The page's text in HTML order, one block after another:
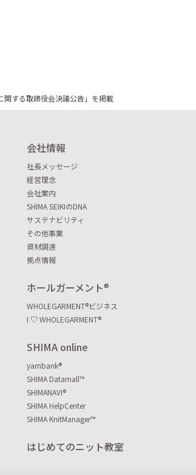
関する取締役会決議公告」を掲載
会社情報
社長メッセージ
経営理念
会社案内
SHIMA SEIKIのDNA
サステナビリティ
その他事業
資材調達
拠点情報
ホールガーメント®
WHOLEGARMENT®ビジネス
I ♡ WHOLEGARMENT®
SHIMA online
yarnbank®
SHIMA Datamall™
SHIMANAVI®
SHIMA HelpCenter
SHIMA KnitManager™
はじめてのニット教室